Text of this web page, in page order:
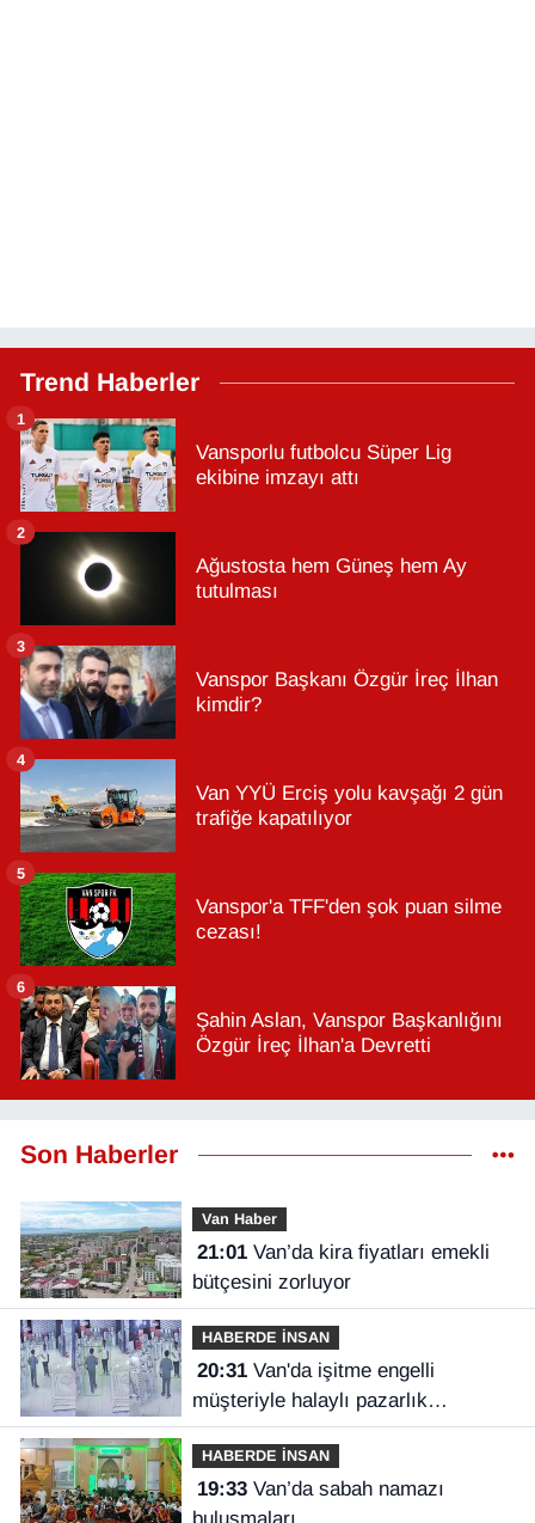
Trend Haberler
Vansporlu futbolcu Süper Lig
ekibine imzayı attı
1
Ağustosta hem Güneş hem Ay
tutulması
2
Vanspor Başkanı Özgür İreç İlhan
kimdir?
3
Van YYÜ Erciş yolu kavşağı 2 gün
trafiğe kapatılıyor
4
Vanspor'a TFF'den şok puan silme
cezası!
5
Şahin Aslan, Vanspor Başkanlığını
Özgür İreç İlhan'a Devretti
6
Son Haberler
Van Haber
21:01Van’da kira fiyatları emekli
bütçesini zorluyor
HABERDE İNSAN
20:31Van'da işitme engelli
müşteriyle halaylı pazarlık
gülümsetti
HABERDE İNSAN
19:33Van’da sabah namazı